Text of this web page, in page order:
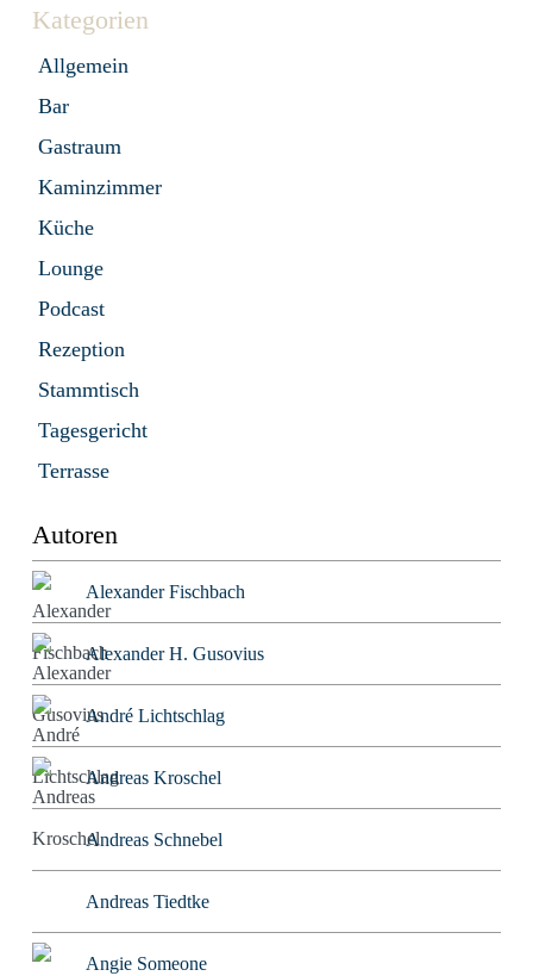
Kategorien
Allgemein
Bar
Gastraum
Kaminzimmer
Küche
Lounge
Podcast
Rezeption
Stammtisch
Tagesgericht
Terrasse
Autoren
Alexander Fischbach
Alexander H. Gusovius
André Lichtschlag
Andreas Kroschel
Andreas Schnebel
Andreas Tiedtke
Angie Someone